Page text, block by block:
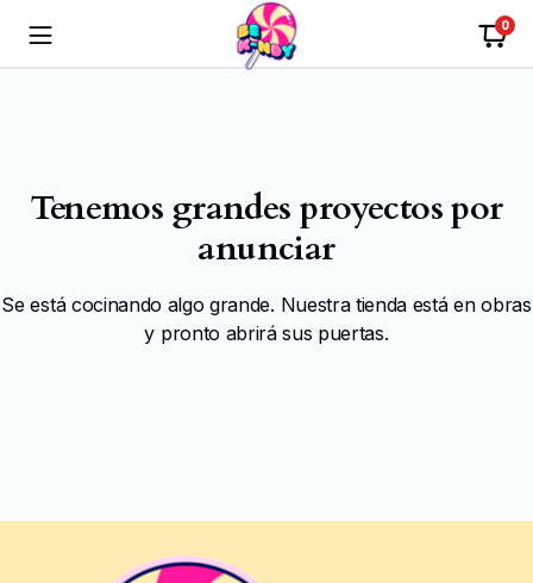
0
Tenemos grandes proyectos por
anunciar
Se está cocinando algo grande. Nuestra tienda está en obras
y pronto abrirá sus puertas.